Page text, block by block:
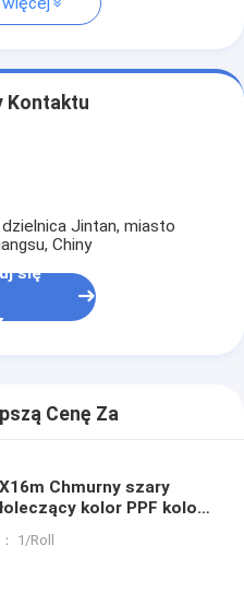
Kontaktu
Jintan, miasto
Chiny
się
Cenę Za
Chmurny szary
kolor PPF kolor
1/Roll